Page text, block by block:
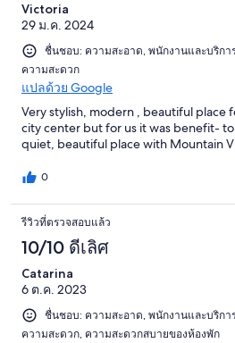
Victoria
29 ม.ค. 2024
ชื่นชอบ: ความสะอาด, พนักงานและบริก
ความสะดวก
แปลด้วย Google
Very stylish, modern , beautiful place
city center but for us it was benefit-
quiet, beautiful place with Mountain
0
รีวิวที่ตรวจสอบแล้ว
10/10 ดีเลิศ
Catarina
6 ต.ค. 2023
ชื่นชอบ: ความสะอาด, พนักงานและบริก
ความสะดวก, ความสะดวกสบายของห้องพัก